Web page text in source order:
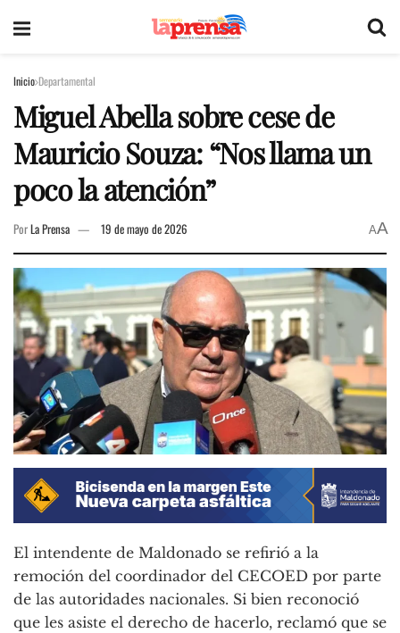
Inicio Departamental
Miguel Abella sobre cese de
Mauricio Souza: “Nos llama un
poco la atención”
PorLa Prensa 19 de mayo de 2026 AA
El intendente de Maldonado se refirió a la
remoción del coordinador del CECOED por parte
de las autoridades nacionales. Si bien reconoció
que les asiste el derecho de hacerlo, reclamó que se